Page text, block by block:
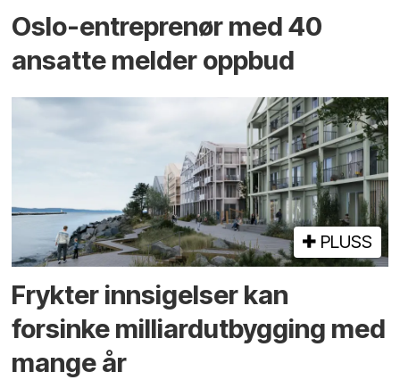
Oslo-entreprenør med 40
ansatte melder oppbud
PLUSS
Frykter innsigelser kan
forsinke milliard­utbygging med
mange år